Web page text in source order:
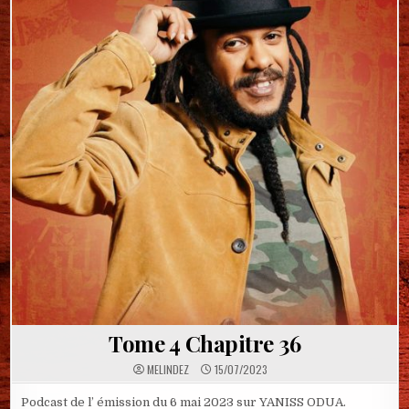
Tome 4 Chapitre 36
MELINDEZ 15/07/2023
Podcast de l’ émission du 6 mai 2023 sur YANISS ODUA.